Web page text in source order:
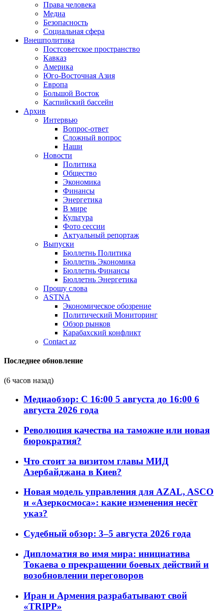
Права человека
Медиа
Безопасность
Социальная сфера
Внешполитика
Постсоветское пространство
Кавказ
Америка
Юго-Восточная Азия
Европа
Большой Восток
Каспийский бассейн
Архив
Интервью
Вопрос-ответ
Сложный вопрос
Наши
Новости
Политика
Общество
Экономика
Финансы
Энергетика
В мире
Культура
Фото сессии
Актуальный репортаж
Выпуски
Бюллетнь Политика
Бюллетнь Экономика
Бюллетнь Финансы
Бюллетнь Энергетика
Прошу слова
ASTNA
Экономическое обозрение
Политический Мониторинг
Обзор рынков
Карабахский конфликт
Contact az
Последнее обновление
(6 часов назад)
Медиаобзор: С 16:00 5 августа до 16:00 6
августа 2026 года
Революция качества на таможне или новая
бюрократия?
Что стоит за визитом главы МИД
Азербайджана в Киев?
Новая модель управления для AZAL, ASCO
и «Азеркосмоса»: какие изменения несёт
указ?
Судебный обзор: 3–5 августа 2026 года
Дипломатия во имя мира: инициатива
Токаева о прекращении боевых действий и
возобновлении переговоров
Иран и Армения разрабатывают свой
«TRIPP»